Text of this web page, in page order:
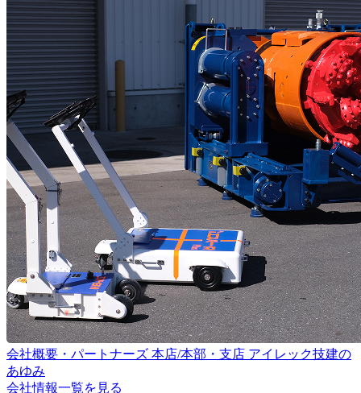
会社概要・パートナーズ 本店/本部・支店 アイレック技建の
あゆみ
会社情報一覧を見る